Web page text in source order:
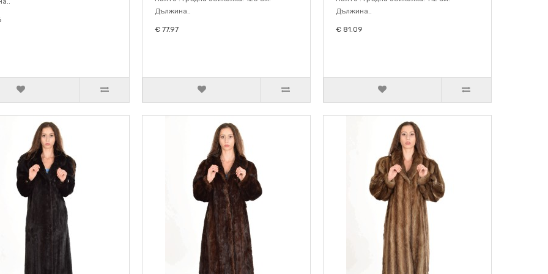
Дължина..
€ 77.97
Дължина..
€ 81.09